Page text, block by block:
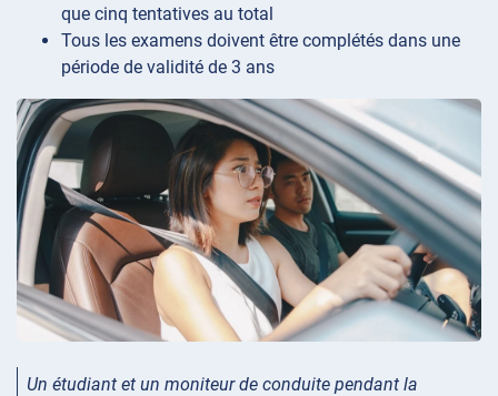
que cinq tentatives au total
Tous les examens doivent être complétés dans une
période de validité de 3 ans
Un étudiant et un moniteur de conduite pendant la